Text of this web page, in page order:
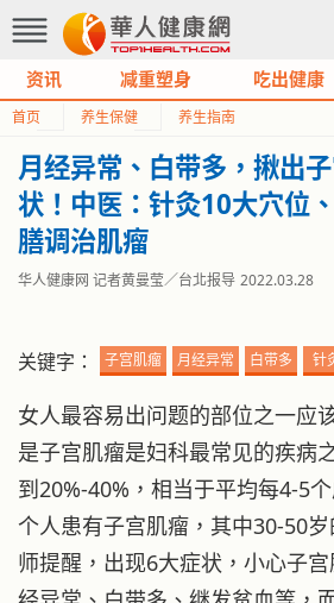
资讯 减重塑身 吃出健康
首页 养生保健 养生指南
月经异常、白带多，揪出
状！中医：针灸10大穴位
膳调治肌瘤
华人健康网 记者黄曼莹／台北报导 2022.03.28
关键字： 子宫肌瘤 月经异常 白带多 针
女人最容易出问题的部位之一应
是子宫肌瘤是妇科最常见的疾病
到20%-40%，相当于平均每4-5
个人患有子宫肌瘤，其中30-50
师提醒，出现6大症状，小心子